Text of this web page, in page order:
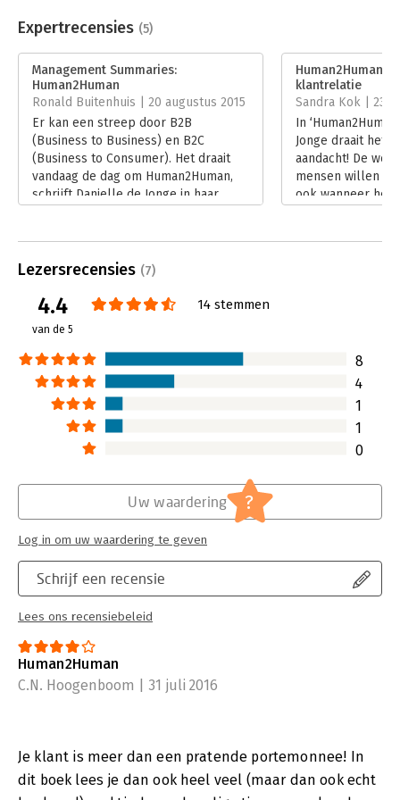
Uitgever:
Van Duuren Management
Verschijningsdatum:
15-8-2022
Hoofdrubriek: Reclame en verkoop
Expertrecensies (5)
Management Summaries:
Human2Human
Ronald Buitenhuis | 20 augustus 2015
Er kan een streep door B2B
(Business to Business) en B2C
(Business to Consumer). Het draait
vandaag de dag om Human2Human,
schrijft Danielle de Jonge in haar
erom wat de klant vraagt. Van USP
(unique buying reason).
Human2Human:
klantrelatie
Sandra Kok | 23
In
Jonge draait het
aandacht! De
mensen willen
ook wanneer het
Lezersrecensies (7)
4.4
van de 5
14 stemmen
8
4
1
1
0
Schrijf een recensie
Lees ons recensiebeleid
Uw waardering ?
Log in om uw waardering te geven
Human2Human
C.N. Hoogenboom | 31 juli 2016
Je klant is meer dan een pratende portemonnee! In
dit boek lees je dan ook heel veel (maar dan ook echt